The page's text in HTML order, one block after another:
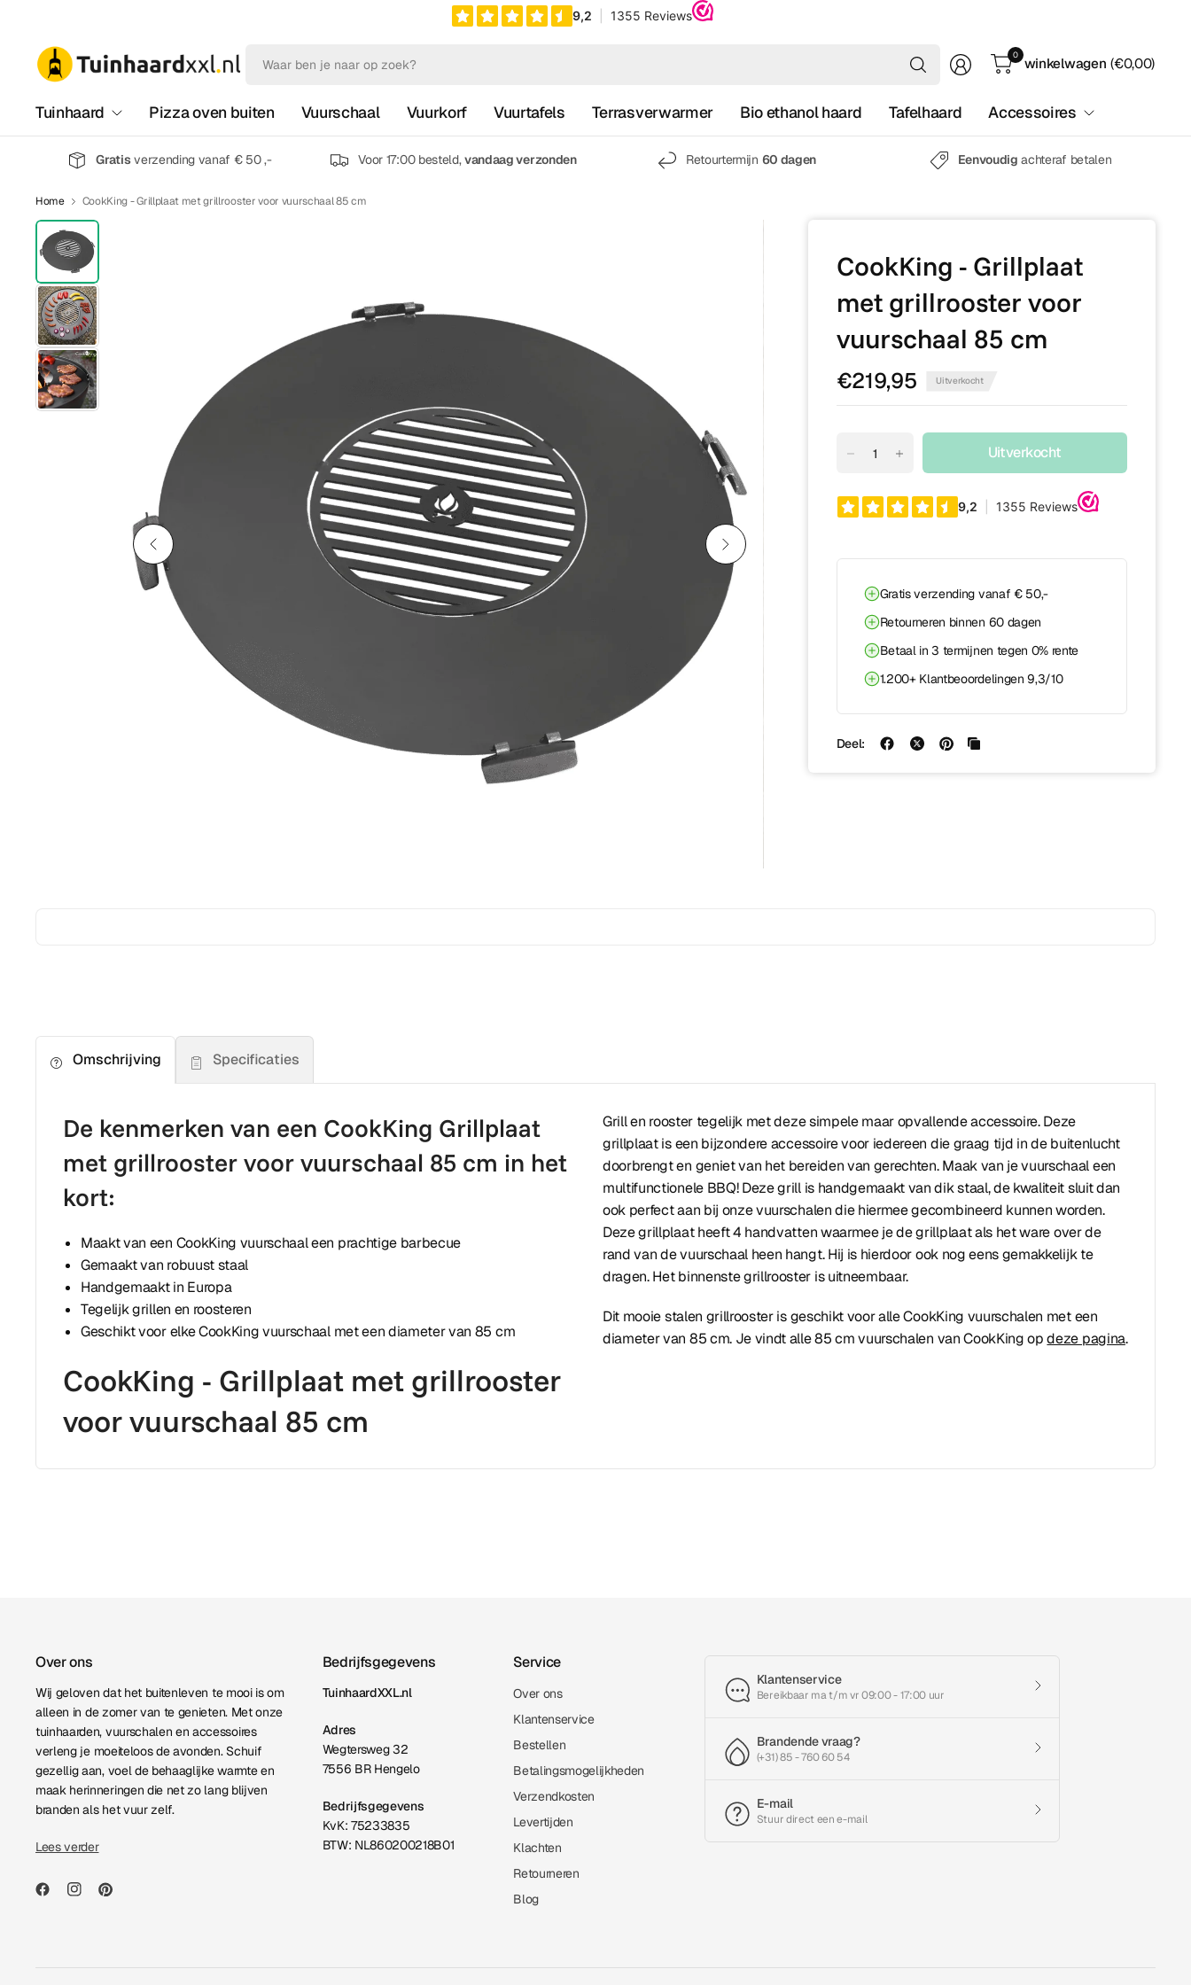
Waar
ben
naar
zoek?
0
winkelwagen (€0,00)
Tuinhaard Pizza oven buiten Vuurschaal Vuurkorf Vuurtafels Terrasverwarmer Bio ethanol haard Tafelhaard Accessoires
Gratisverzending vanaf € 50 ,- Voor 17:00 besteld,vandaag verzonden Retourtermijn 60 dagen Eenvoudig achteraf betalen
Home CookKing - Grillplaat met grillrooster voor vuurschaal 85 cm
CookKing - Grillplaat
met grillrooster voor
vuurschaal 85 cm
€219,95 Uitverkocht
Uitverkocht
Gratis verzending vanaf € 50,-
Retourneren binnen 60 dagen
Betaal in 3 termijnen tegen 0% rente
1.200+ Klantbeoordelingen 9,3/10
Deel:
Omschrijving Specificaties
De kenmerken van een CookKing Grillplaat
met grillrooster voor vuurschaal 85 cm in het
kort:
Maakt van een CookKing vuurschaal een prachtige barbecue
Gemaakt van robuust staal
Handgemaakt in Europa
Tegelijk grillen en roosteren
Geschikt voor elke CookKing vuurschaal met een diameter van 85 cm
CookKing - Grillplaat met grillrooster
voor vuurschaal 85 cm
Grill en rooster tegelijk met deze simpele maar opvallende accessoire. Deze
grillplaat is een bijzondere accessoire voor iedereen die graag tijd in de buitenlucht
doorbrengt en geniet van het bereiden van gerechten. Maak van je vuurschaal een
multifunctionele BBQ! Deze grill is handgemaakt van dik staal, de kwaliteit sluit dan
ook perfect aan bij onze vuurschalen die hiermee gecombineerd kunnen worden.
Deze grillplaat heeft 4 handvatten waarmee je de grillplaat als het ware over de
rand van de vuurschaal heen hangt. Hij is hierdoor ook nog eens gemakkelijk te
dragen. Het binnenste grillrooster is uitneembaar.
Dit mooie stalen grillrooster is geschikt voor alle CookKing vuurschalen met een
diameter van 85 cm. Je vindt alle 85 cm vuurschalen van CookKing opdeze pagina.
Over ons
Wij geloven dat het buitenleven te mooi is om
alleen in de zomer van te genieten. Met onze
tuinhaarden, vuurschalen en accessoires
verleng je moeiteloos de avonden. Schuif
gezellig aan, voel de behaaglijke warmte en
maak herinneringen die net zo lang blijven
branden als het vuur zelf.
Lees verder
Bedrijfsgegevens
TuinhaardXXL.nl
Adres
Wegtersweg 32
7556 BR Hengelo
Bedrijfsgegevens
KvK: 75233835
BTW: NL860200218B01
Service
Over ons
Klantenservice
Bestellen
Betalingsmogelijkheden
Verzendkosten
Levertijden
Klachten
Retourneren
Blog
Klantenservice
Bereikbaar ma t/m vr 09:00 - 17:00 uur
Brandende vraag?
(+31) 85 - 760 60 54
E-mail
Stuur direct een e-mail